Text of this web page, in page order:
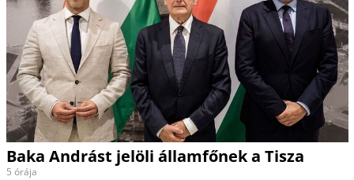
Baka Andrást jelöli államfőnek a Tisza
5 órája